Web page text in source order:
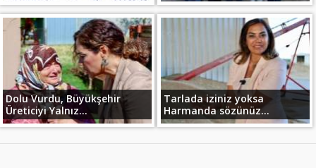
Dolu Vurdu, Büyükşehir
Üreticiyi Yalnız...
Tarlada iziniz yoksa
Harmanda sözünüz...